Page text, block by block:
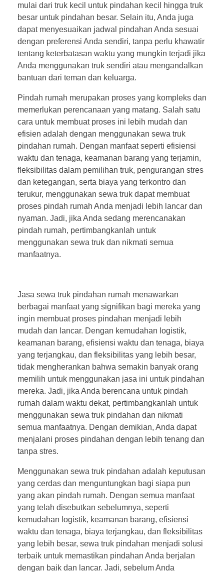
mulai dari truk kecil untuk pindahan kecil hingga truk
besar untuk pindahan besar. Selain itu, Anda juga
dapat menyesuaikan jadwal pindahan Anda sesuai
dengan preferensi Anda sendiri, tanpa perlu khawatir
tentang keterbatasan waktu yang mungkin terjadi jika
Anda menggunakan truk sendiri atau mengandalkan
bantuan dari teman dan keluarga.
Pindah rumah merupakan proses yang kompleks dan
memerlukan perencanaan yang matang. Salah satu
cara untuk membuat proses ini lebih mudah dan
efisien adalah dengan menggunakan sewa truk
pindahan rumah. Dengan manfaat seperti efisiensi
waktu dan tenaga, keamanan barang yang terjamin,
fleksibilitas dalam pemilihan truk, pengurangan stres
dan ketegangan, serta biaya yang terkontro dan
terukur, menggunakan sewa truk dapat membuat
proses pindah rumah Anda menjadi lebih lancar dan
nyaman. Jadi, jika Anda sedang merencanakan
pindah rumah, pertimbangkanlah untuk
menggunakan sewa truk dan nikmati semua
manfaatnya.
Jasa sewa truk pindahan rumah menawarkan
berbagai manfaat yang signifikan bagi mereka yang
ingin membuat proses pindahan menjadi lebih
mudah dan lancar. Dengan kemudahan logistik,
keamanan barang, efisiensi waktu dan tenaga, biaya
yang terjangkau, dan fleksibilitas yang lebih besar,
tidak mengherankan bahwa semakin banyak orang
memilih untuk menggunakan jasa ini untuk pindahan
mereka. Jadi, jika Anda berencana untuk pindah
rumah dalam waktu dekat, pertimbangkanlah untuk
menggunakan sewa truk pindahan dan nikmati
semua manfaatnya. Dengan demikian, Anda dapat
menjalani proses pindahan dengan lebih tenang dan
tanpa stres.
Menggunakan sewa truk pindahan adalah keputusan
yang cerdas dan menguntungkan bagi siapa pun
yang akan pindah rumah. Dengan semua manfaat
yang telah disebutkan sebelumnya, seperti
kemudahan logistik, keamanan barang, efisiensi
waktu dan tenaga, biaya terjangkau, dan fleksibilitas
yang lebih besar, sewa truk pindahan menjadi solusi
terbaik untuk memastikan pindahan Anda berjalan
dengan baik dan lancar. Jadi, sebelum Anda